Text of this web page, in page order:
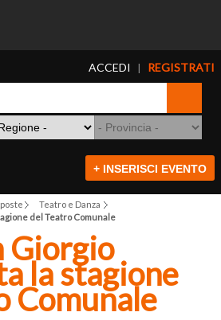
ACCEDI | REGISTRATI
+ INSERISCI EVENTO
Teatro e Danza
del Teatro Comunale
Giorgio
la stagione
Comunale